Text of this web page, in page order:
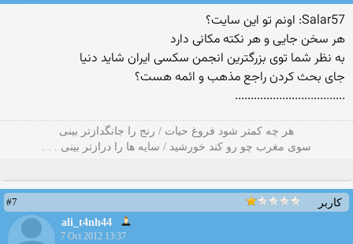
Salar57: اونم تو اين سايت؟
هر سخن جایی و هر نکته مکانی دارد
به نظر شما توی بزرگترین انجمن سکسی ایران شاید دنیا
جای بحث کردن راجع مذهب و ائمه هست؟
...................................
هر چه کمتر شود فروغ حیات / رنج را جانگدازتر بینی
سوی مغرب چو رو کند خورشید / سایه ها را درازتر بینی . . .
کاربر
#7
ali_t4nh44
7 Oct 2012 13:37